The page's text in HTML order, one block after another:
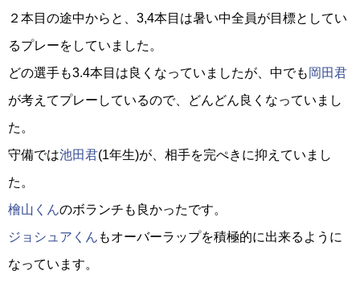
２本目の途中からと、3,4本目は暑い中全員が目標としてい
るプレーをしていました。
どの選手も3.4本目は良くなっていましたが、中でも 岡田君
が考えてプレーしているので、どんどん良くなっていまし
た。
守備では池田君(1年生)が、相手を完ぺきに抑えていまし
た。
檜山くんのボランチも良かったです。
ジョシュアくん もオーバーラップを積極的に出来るように
なっています。